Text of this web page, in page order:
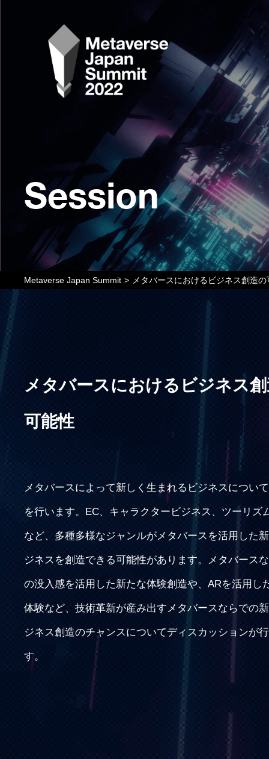
Session
Metaverse Japan Summit > メタバースにおけるビジネス創造の
メタバースにおけるビジネス
可能性
メタバースによって新しく生まれるビジネスについ
を行います。EC、キャラクタービジネス、ツーリズ
など、多種多様なジャンルがメタバースを活用した
ジネスを創造できる可能性があります。メタバース
の没入感を活用した新たな体験創造や、ARを活用し
体験など、技術革新が産み出すメタバースならでの
ジネス創造のチャンスについてディスカッションが
す。